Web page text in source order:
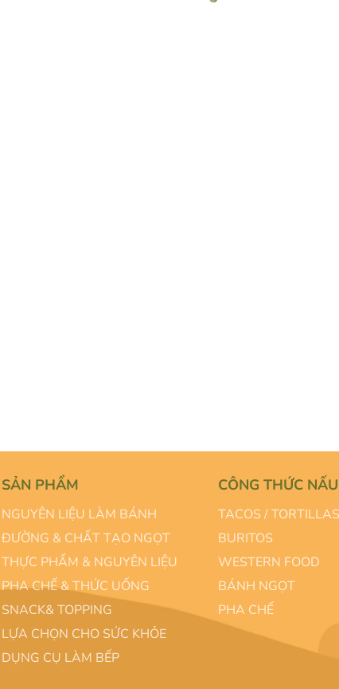
SẢN PHẨM
NGUYÊN LIỆU LÀM BÁNH
ĐƯỜNG & CHẤT TẠO NGỌT
THỰC PHẨM & NGUYÊN LIỆU
PHA CHẾ & THỨC UỐNG
SNACK& TOPPING
LỰA CHỌN CHO SỨC KHỎE
DỤNG CỤ LÀM BẾP
CÔNG THỨC
TACOS / TORTILLAS
BURITOS
WESTERN FOOD
BÁNH NGỌT
PHA CHẾ